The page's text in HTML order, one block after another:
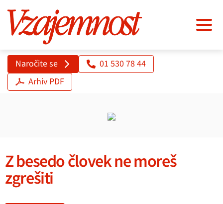
Naročite se
01 530 78 44
Arhiv PDF
Z besedo človek ne moreš
zgrešiti